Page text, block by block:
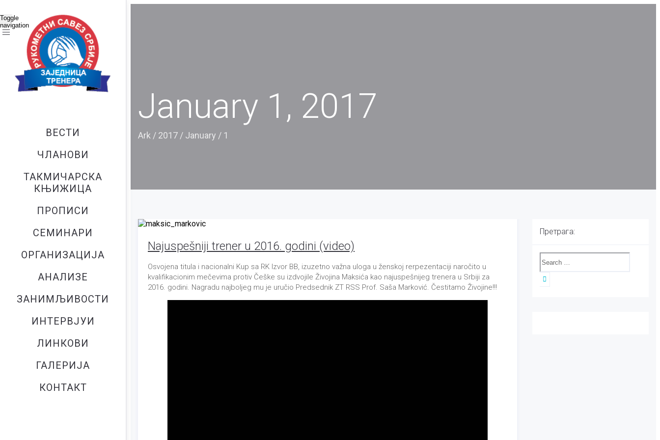
Toggle
navigation
ВЕСТИ
ЧЛАНОВИ
ТАКМИЧАРСКА
КЊИЖИЦА
ПРОПИСИ
СЕМИНАРИ
ОРГАНИЗАЦИЈА
АНАЛИЗЕ
ЗАНИМЉИВОСТИ
ИНТЕРВЈУИ
ЛИНКОВИ
ГАЛЕРИЈА
КОНТАКТ
January 1, 2017
Ark / 2017 / January / 1
Najuspešniji trener u 2016. godini (video)
Osvojena titula i nacionalni Kup sa RK Izvor BB, izuzetno važna uloga u ženskoj rerpezentaciji naročito u
kvalifikacionim mečevima protiv Češke su izdvojile Živojina Maksića kao najuspešnijeg trenera u Srbiji za
2016. godini. Nagradu najboljeg mu je uručio Predsednik ZT RSS Prof. Saša Marković. Čestitamo Živojine!!!
Претрага: